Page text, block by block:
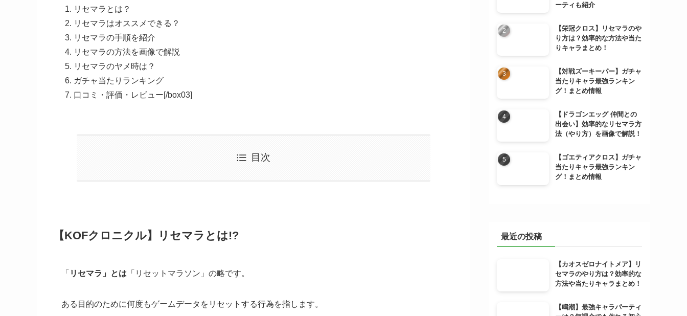
リセマラとは？
リセマラはオススメできる？
リセマラの手順を紹介
リセマラの方法を画像で解説
リセマラのヤメ時は？
ガチャ当たりランキング
口コミ・評価・レビュー[/box03]
目次
【KOFクロニクル】リセマラとは!?
「 リセマラ」とは 「リセットマラソン」の略です。
ある目的のために何度もゲームデータをリセットする行為を指します。
ーティも紹介
【栄冠クロス】リセマラのや
り方は？効率的な方法や当た
りキャラまとめ！
【対戦ズーキーパー】ガチャ
当たりキャラ最強ランキン
グ！まとめ情報
【ドラゴンエッグ 仲間との
出会い】効率的なリセマラ方
法（やり方）を画像で解説！
【ゴエティアクロス】ガチャ
当たりキャラ最強ランキン
グ！まとめ情報
最近の投稿
【カオスゼロナイトメア】リ
セマラのやり方は？効率的な
方法や当たりキャラまとめ！
【鳴潮】最強キャラパーティ